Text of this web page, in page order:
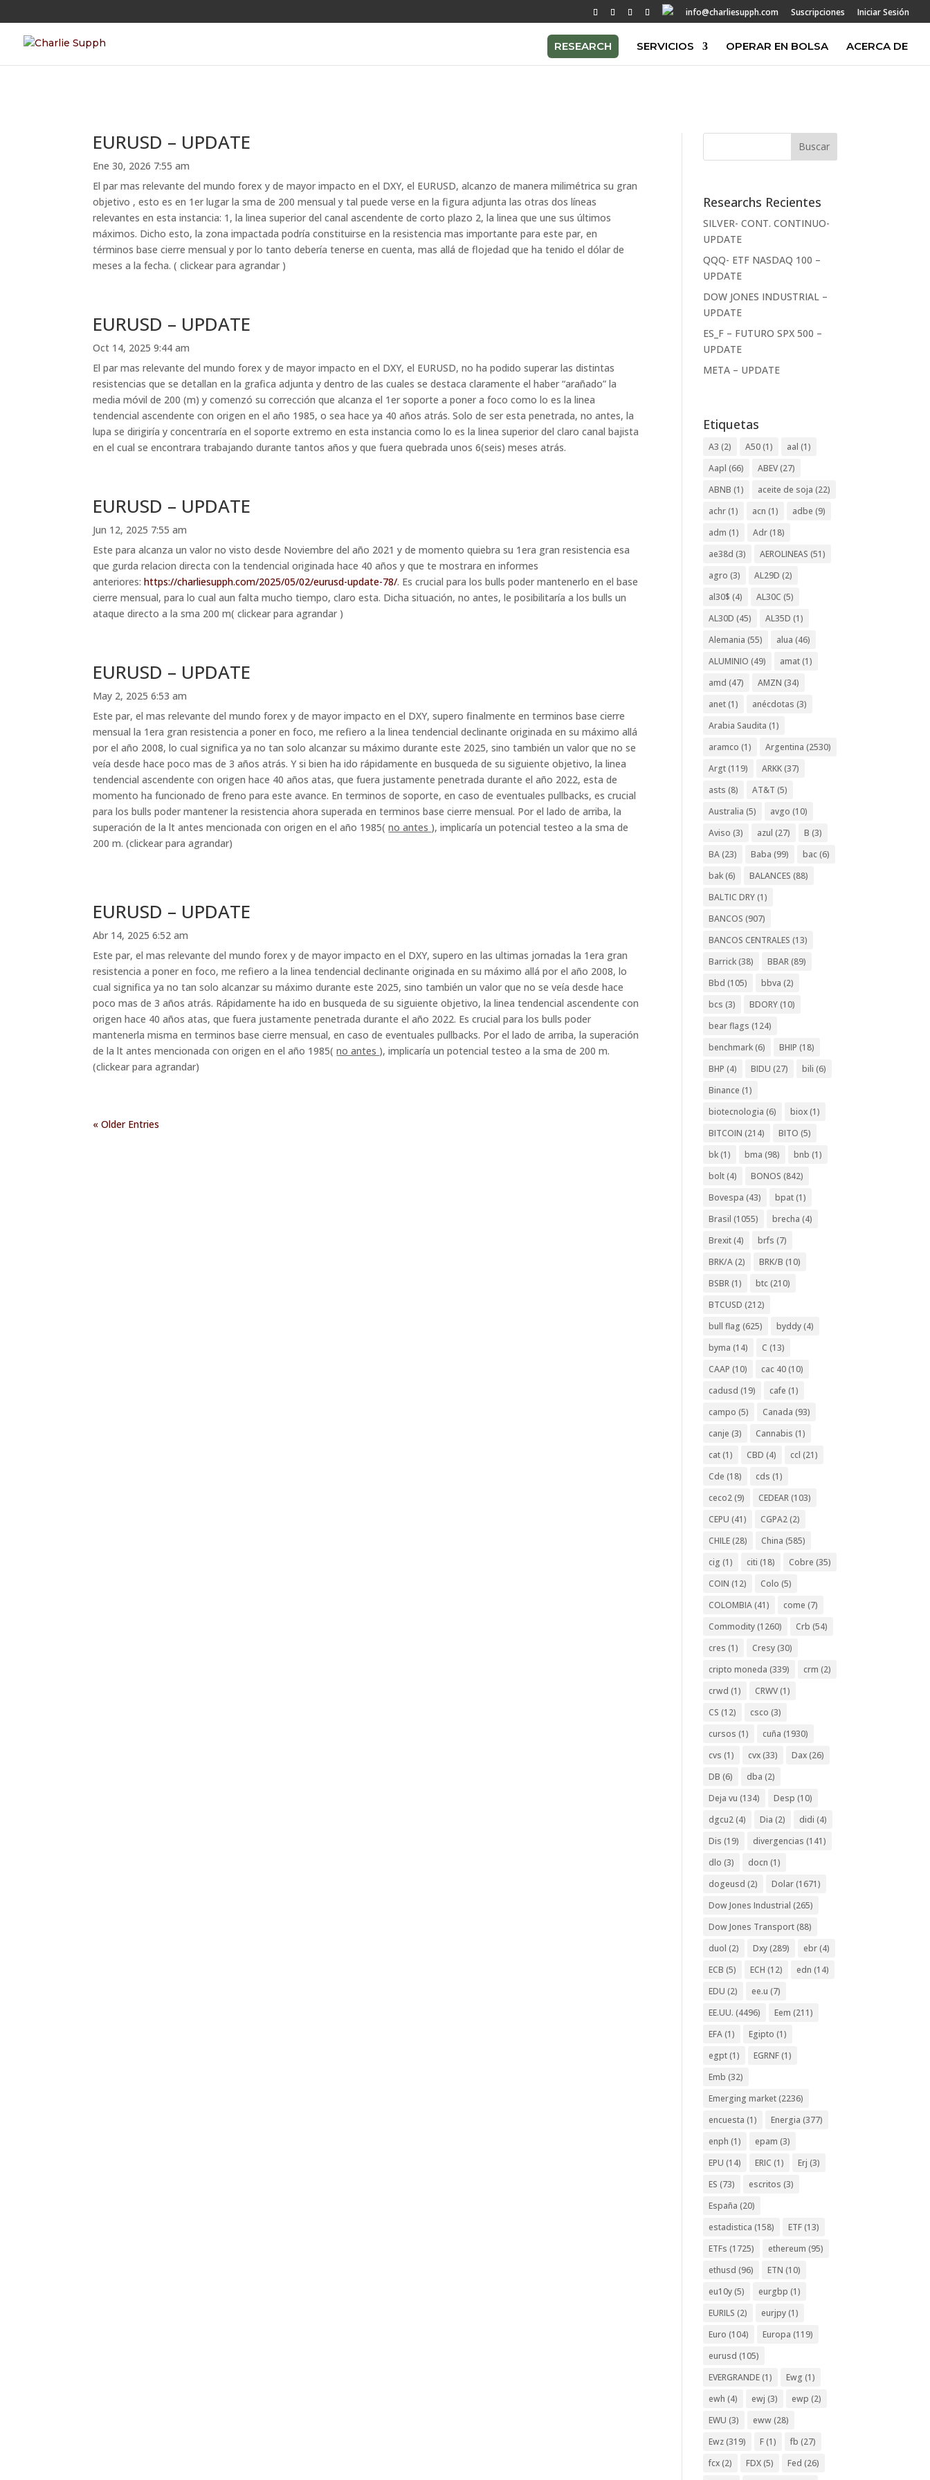
info@charliesupph.com Suscripciones Iniciar Sesión
RESEARCH SERVICIOS OPERAR EN BOLSA ACERCA DE
EURUSD – UPDATE
Ene 30, 2026 7:55 am
El par mas relevante del mundo forex y de mayor impacto en el DXY, el EURUSD, alcanzo de manera milimétrica su gran
objetivo , esto es en 1er lugar la sma de 200 mensual y tal puede verse en la figura adjunta las otras dos líneas
relevantes en esta instancia: 1, la linea superior del canal ascendente de corto plazo 2, la linea que une sus últimos
máximos. Dicho esto, la zona impactada podría constituirse en la resistencia mas importante para este par, en
términos base cierre mensual y por lo tanto debería tenerse en cuenta, mas allá de flojedad que ha tenido el dólar de
meses a la fecha. ( clickear para agrandar )
EURUSD – UPDATE
Oct 14, 2025 9:44 am
El par mas relevante del mundo forex y de mayor impacto en el DXY, el EURUSD, no ha podido superar las distintas
resistencias que se detallan en la grafica adjunta y dentro de las cuales se destaca claramente el haber “arañado” la
media móvil de 200 (m) y comenzó su corrección que alcanza el 1er soporte a poner a foco como lo es la linea
tendencial ascendente con origen en el año 1985, o sea hace ya 40 años atrás. Solo de ser esta penetrada, no antes, la
lupa se dirigiría y concentraría en el soporte extremo en esta instancia como lo es la linea superior del claro canal bajista
en el cual se encontrara trabajando durante tantos años y que fuera quebrada unos 6(seis) meses atrás.
EURUSD – UPDATE
Jun 12, 2025 7:55 am
Este para alcanza un valor no visto desde Noviembre del año 2021 y de momento quiebra su 1era gran resistencia esa
que gurda relacion directa con la tendencial originada hace 40 años y que te mostrara en informes
anteriores:https://charliesupph.com/2025/05/02/eurusd-update-78/. Es crucial para los bulls poder mantenerlo en el base
cierre mensual, para lo cual aun falta mucho tiempo, claro esta. Dicha situación, no antes, le posibilitaría a los bulls un
ataque directo a la sma 200 m( clickear para agrandar )
EURUSD – UPDATE
May 2, 2025 6:53 am
Este par, el mas relevante del mundo forex y de mayor impacto en el DXY, supero finalmente en terminos base cierre
mensual la 1era gran resistencia a poner en foco, me refiero a la linea tendencial declinante originada en su máximo allá
por el año 2008, lo cual significa ya no tan solo alcanzar su máximo durante este 2025, sino también un valor que no se
veía desde hace poco mas de 3 años atrás. Y si bien ha ido rápidamente en busqueda de su siguiente objetivo, la linea
tendencial ascendente con origen hace 40 años atas, que fuera justamente penetrada durante el año 2022, esta de
momento ha funcionado de freno para este avance. En terminos de soporte, en caso de eventuales pullbacks, es crucial
para los bulls poder mantener la resistencia ahora superada en terminos base cierre mensual. Por el lado de arriba, la
superación de la lt antes mencionada con origen en el año 1985(no antes ), implicaría un potencial testeo a la sma de
200 m. (clickear para agrandar)
EURUSD – UPDATE
Abr 14, 2025 6:52 am
Este par, el mas relevante del mundo forex y de mayor impacto en el DXY, supero en las ultimas jornadas la 1era gran
resistencia a poner en foco, me refiero a la linea tendencial declinante originada en su máximo allá por el año 2008, lo
cual significa ya no tan solo alcanzar su máximo durante este 2025, sino también un valor que no se veía desde hace
poco mas de 3 años atrás. Rápidamente ha ido en busqueda de su siguiente objetivo, la linea tendencial ascendente con
origen hace 40 años atas, que fuera justamente penetrada durante el año 2022. Es crucial para los bulls poder
mantenerla misma en terminos base cierre mensual, en caso de eventuales pullbacks. Por el lado de arriba, la superación
de la lt antes mencionada con origen en el año 1985(no antes ), implicaría un potencial testeo a la sma de 200 m.
(clickear para agrandar)
« Older Entries
Researchs Recientes
SILVER- CONT. CONTINUO-
UPDATE
QQQ- ETF NASDAQ 100 –
UPDATE
DOW JONES INDUSTRIAL –
UPDATE
ES_F – FUTURO SPX 500 –
UPDATE
META – UPDATE
Etiquetas
A3 (2) A50 (1) aal (1)
Aapl (66) ABEV (27)
ABNB (1) aceite de soja (22)
achr (1) acn (1) adbe (9)
adm (1) Adr (18)
ae38d (3) AEROLINEAS (51)
agro (3) AL29D (2)
al30$ (4) AL30C (5)
AL30D (45) AL35D (1)
Alemania (55) alua (46)
ALUMINIO (49) amat (1)
amd (47) AMZN (34)
anet (1) anécdotas (3)
Arabia Saudita (1)
aramco (1) Argentina (2530)
Argt (119) ARKK (37)
asts (8) AT&T (5)
Australia (5) avgo (10)
Aviso (3) azul (27) B (3)
BA (23) Baba (99) bac (6)
bak (6) BALANCES (88)
BALTIC DRY (1)
BANCOS (907)
BANCOS CENTRALES (13)
Barrick (38) BBAR (89)
Bbd (105) bbva (2)
bcs (3) BDORY (10)
bear flags (124)
benchmark (6) BHIP (18)
BHP (4) BIDU (27) bili (6)
Binance (1)
biotecnologia (6) biox (1)
BITCOIN (214) BITO (5)
bk (1) bma (98) bnb (1)
bolt (4) BONOS (842)
Bovespa (43) bpat (1)
Brasil (1055) brecha (4)
Brexit (4) brfs (7)
BRK/A (2) BRK/B (10)
BSBR (1) btc (210)
BTCUSD (212)
bull flag (625) byddy (4)
byma (14) C (13)
CAAP (10) cac 40 (10)
cadusd (19) cafe (1)
campo (5) Canada (93)
canje (3) Cannabis (1)
cat (1) CBD (4) ccl (21)
Cde (18) cds (1)
ceco2 (9) CEDEAR (103)
CEPU (41) CGPA2 (2)
CHILE (28) China (585)
cig (1) citi (18) Cobre (35)
COIN (12) Colo (5)
COLOMBIA (41) come (7)
Commodity (1260) Crb (54)
cres (1) Cresy (30)
cripto moneda (339) crm (2)
crwd (1) CRWV (1)
CS (12) csco (3)
cursos (1) cuña (1930)
cvs (1) cvx (33) Dax (26)
DB (6) dba (2)
Deja vu (134) Desp (10)
dgcu2 (4) Dia (2) didi (4)
Dis (19) divergencias (141)
dlo (3) docn (1)
dogeusd (2) Dolar (1671)
Dow Jones Industrial (265)
Dow Jones Transport (88)
duol (2) Dxy (289) ebr (4)
ECB (5) ECH (12) edn (14)
EDU (2) ee.u (7)
EE.UU. (4496) Eem (211)
EFA (1) Egipto (1)
egpt (1) EGRNF (1)
Emb (32)
Emerging market (2236)
encuesta (1) Energia (377)
enph (1) epam (3)
EPU (14) ERIC (1) Erj (3)
ES (73) escritos (3)
España (20)
estadistica (158) ETF (13)
ETFs (1725) ethereum (95)
ethusd (96) ETN (10)
eu10y (5) eurgbp (1)
EURILS (2) eurjpy (1)
Euro (104) Europa (119)
eurusd (105)
EVERGRANDE (1) Ewg (1)
ewh (4) ewj (3) ewp (2)
EWU (3) eww (28)
Ewz (319) F (1) fb (27)
fcx (2) FDX (5) Fed (26)